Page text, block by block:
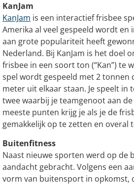
KanJam
KanJam is een interactief frisbee
Amerika al veel gespeeld wordt en
aan grote populariteit heeft
Nederland. Bij KanJam is het doel
frisbee in een soort ton (“Kan”) te
spel wordt gespeeld met 2 tonnen
meter uit elkaar staan. Je speelt in
twee waarbij je teamgenoot aan
meeste punten krijg je als je de
gemakkelijk op te zetten en overal
Buitenfitness
Naast nieuwe sporten werd op de
aandacht gebracht. Volgens een
vorm van buitensport in opkomst,